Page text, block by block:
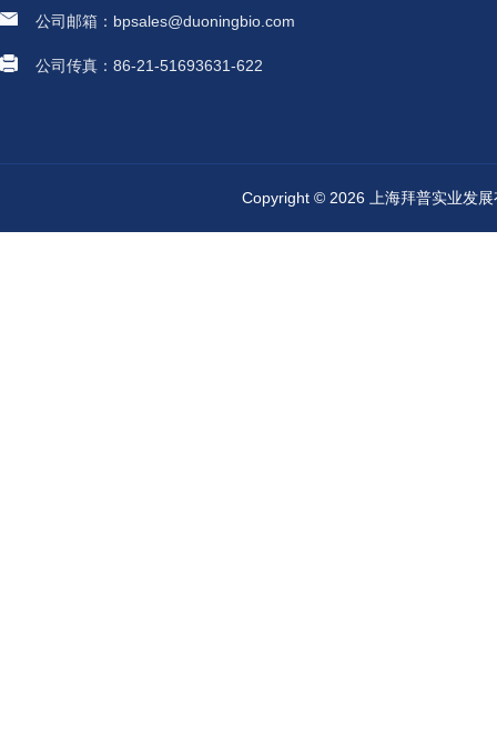
公司邮箱：bpsales@duoningbio.com
公司传真：86-21-51693631-622
Copyright © 2026 上海拜普实业发